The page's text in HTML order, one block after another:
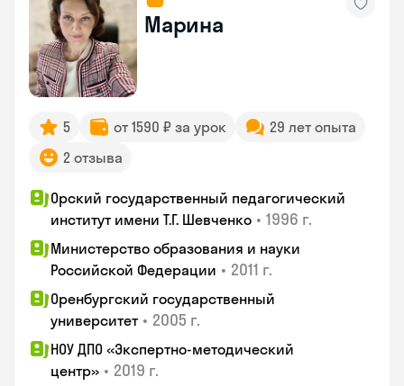
Марина
5 от 1590 ₽ за урок
29 лет опыта
2 отзыва
Орский государственный педагогический
институт имени Т.Г. Шевченко • 1996 г.
Министерство образования и науки
Российской Федерации • 2011 г.
Оренбургский государственный
университет • 2005 г.
НОУ ДПО «Экспертно-методический
центр» • 2019 г.